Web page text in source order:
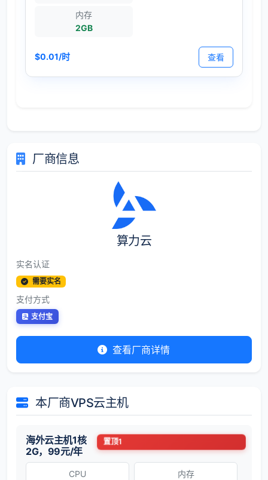
内存
2GB
$0.01/时 查看
厂商信息
算力云
实名认证
需要实名
支付方式
支付宝
查看厂商详情
本厂商VPS云主机
海外云主机1核
2G，99元/年
置顶1
CPU 内存